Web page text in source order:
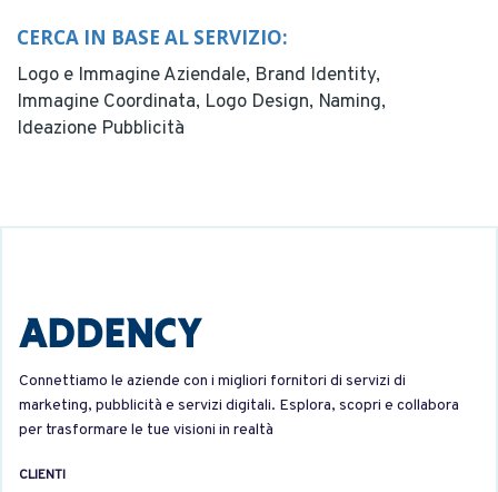
CERCA IN BASE AL SERVIZIO:
Logo e Immagine Aziendale, Brand Identity,
Immagine Coordinata, Logo Design, Naming,
Ideazione Pubblicità
Connettiamo le aziende con i migliori fornitori di servizi di
marketing, pubblicità e servizi digitali. Esplora, scopri e collabora
per trasformare le tue visioni in realtà
CLIENTI